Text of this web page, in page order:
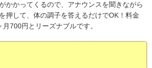
かかってくるので、アナウンスを聞きながら
押して、体の調子を答えるだけでOK！料金
700円とリーズナブルです。